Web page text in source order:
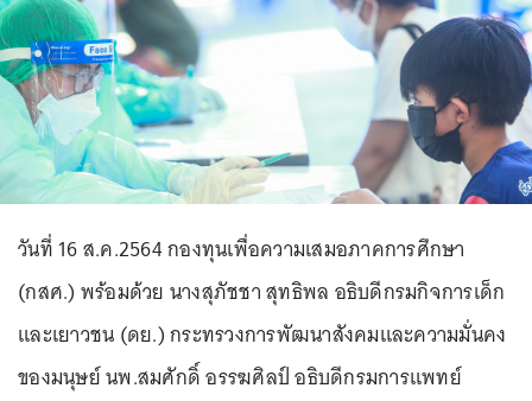
วันที่ 16 ส.ค.2564 กองทุนเพื่อความเสมอภาคการศึกษา
(กสศ.) พร้อมด้วย นางสุภัชชา สุทธิพล อธิบดีกรมกิจการเด็ก
และเยาวชน (ดย.) กระทรวงการพัฒนาสังคมและความมั่นคง
ของมนุษย์ นพ.สมศักดิ์ อรรฆศิลป์ อธิบดีกรมการแพทย์